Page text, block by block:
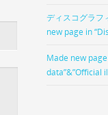
ディスコグラフ
new page in
Made new
data”&”Official